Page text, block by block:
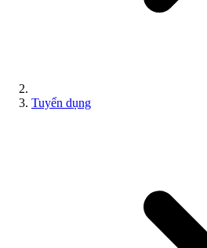
Tuyển dụng